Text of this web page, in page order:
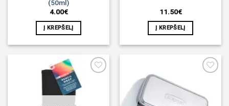
(50ml)
4.00€
Į KREPŠELĮ
11.50€
Į KREPŠELĮ
Noriu!